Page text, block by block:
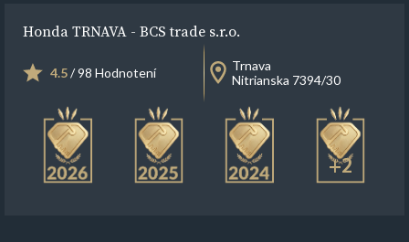
Honda TRNAVA - BCS trade s.r.o.
4.5/ 98 Hodnotení
Trnava
Nitrianska 7394/30
+2